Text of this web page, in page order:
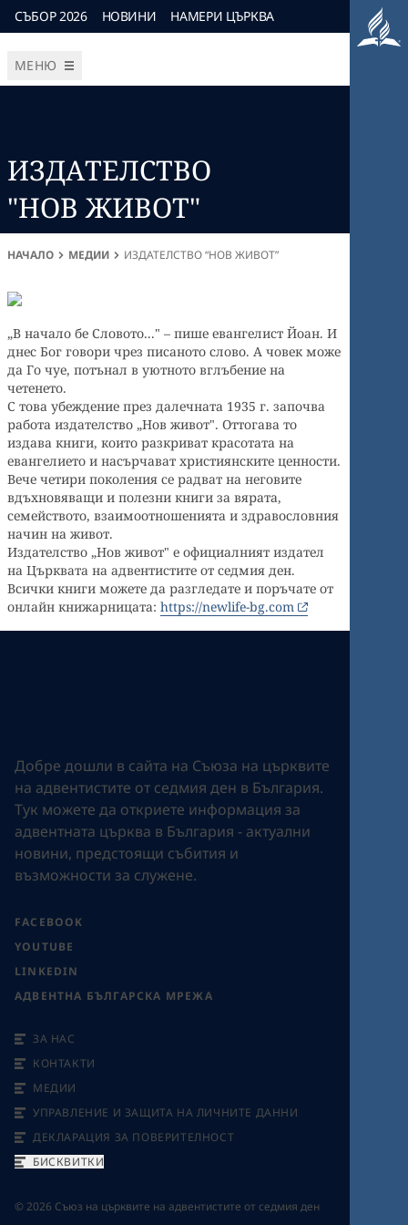
СЪБОР 2026 НОВИНИ НАМЕРИ ЦЪРКВА
МЕНЮ
ИЗДАТЕЛСТВО
"НОВ ЖИВОТ"
НАЧАЛО МЕДИИ ИЗДАТЕЛСТВО “НОВ ЖИВОТ”
„В начало бе Словото..." – пише евангелист Йоан. И
днес Бог говори чрез писаното слово. А човек може
да Го чуе, потънал в уютното вглъбение на
четенето.
С това убеждение през далечната 1935 г. започва
работа издателство „Нов живот". Оттогава то
издава книги, които разкриват красотата на
евангелието и насърчават християнските ценности.
Вече четири поколения се радват на неговите
вдъхновяващи и полезни книги за вярата,
семейството, взаимоотношенията и здравословния
начин на живот.
Издателство „Нов живот" е официалният издател
на Църквата на адвентистите от седмия ден.
Всички книги можете да разгледате и поръчате от
онлайн книжарницата: https://newlife-bg.com
Добре дошли в сайта на Съюза на църквите
на адвентистите от седмия ден в България.
Tук можете да откриете информация за
адвентната църква в България - актуални
новини, предстоящи събития и
възможности за служене.
FACEBOOK
YOUTUBE
LINKEDIN
АДВЕНТНА БЪЛГАРСКА МРЕЖА
ЗА НАС
КОНТАКТИ
МЕДИИ
УПРАВЛЕНИЕ И ЗАЩИТА НА ЛИЧНИТЕ ДАННИ
ДЕКЛАРАЦИЯ ЗА ПОВЕРИТЕЛНОСТ
БИСКВИТКИ
©2026 Съюз на църквите на адвентистите от седмия ден